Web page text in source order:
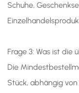
Schuhe,
Frage 3: Was ist die
Die
Stück, abhängig